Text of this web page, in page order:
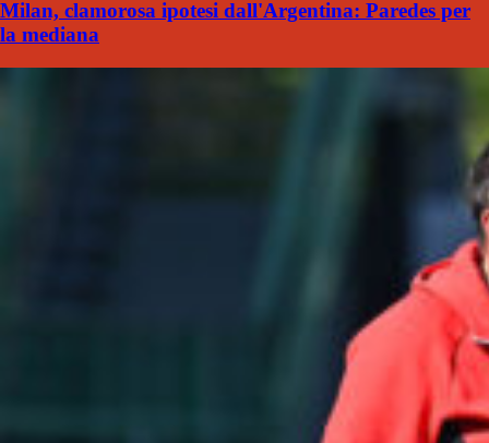
Milan, clamorosa ipotesi dall'Argentina: Paredes per
la mediana